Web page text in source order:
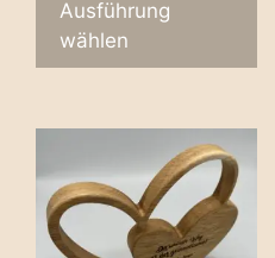
Ausführung
wählen